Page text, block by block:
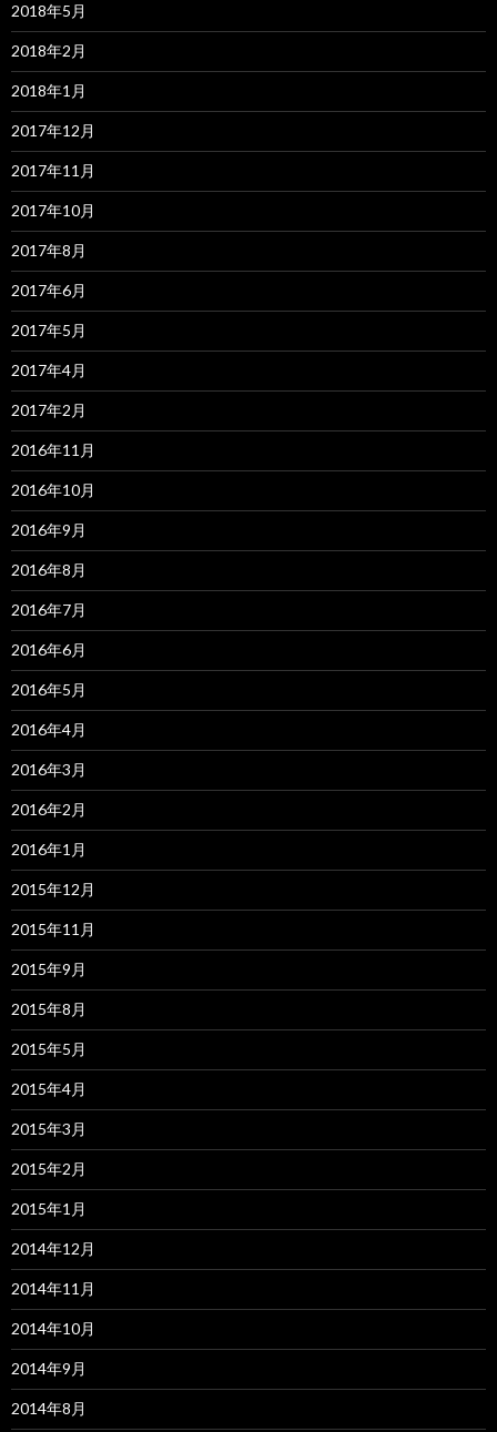
2018年5月
2018年2月
2018年1月
2017年12月
2017年11月
2017年10月
2017年8月
2017年6月
2017年5月
2017年4月
2017年2月
2016年11月
2016年10月
2016年9月
2016年8月
2016年7月
2016年6月
2016年5月
2016年4月
2016年3月
2016年2月
2016年1月
2015年12月
2015年11月
2015年9月
2015年8月
2015年5月
2015年4月
2015年3月
2015年2月
2015年1月
2014年12月
2014年11月
2014年10月
2014年9月
2014年8月